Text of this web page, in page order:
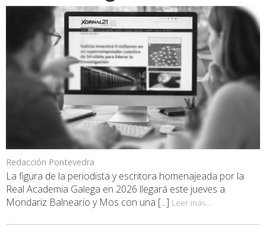
Redacción Pontevedra
La figura de la periodista y escritora homenajeada por la
Real Academia Galega en 2026 llegará este jueves a
Mondariz Balneario y Mos con una [...] Leer más...